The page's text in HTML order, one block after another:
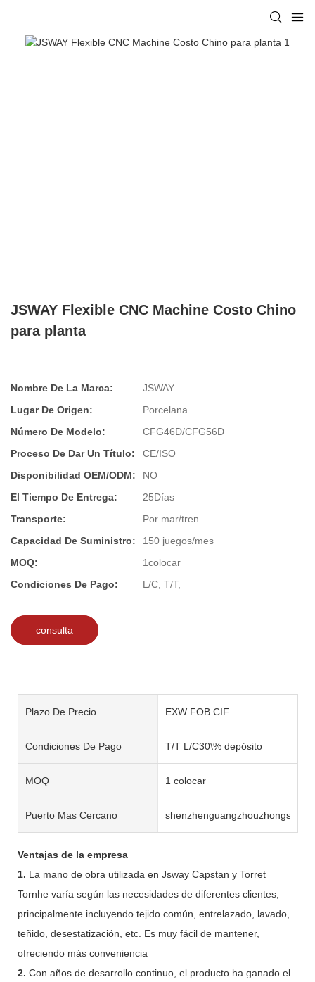
JSWAY Flexible CNC Machine Costo Chino
para planta
Nombre De La Marca:
JSWAY
Lugar De Origen:
Porcelana
Número De Modelo:
CFG46D/CFG56D
Proceso De Dar Un Título:
CE/ISO
Disponibilidad OEM/ODM:
NO
El Tiempo De Entrega:
25Días
Transporte:
Por mar/tren
Capacidad De Suministro:
150 juegos/mes
MOQ:
1colocar
Condiciones De Pago:
L/C, T/T,
consulta
Plazo De Precio EXW FOB CIF
Condiciones De Pago T/T L/C30\% depósito
MOQ 1 colocar
Puerto Mas Cercano shenzhenguangzhouzhongshan
Ventajas de la empresa
1. La mano de obra utilizada en Jsway Capstan y Torret
Tornhe varía según las necesidades de diferentes clientes,
principalmente incluyendo tejido común, entrelazado, lavado,
teñido, desestatización, etc. Es muy fácil de mantener,
ofreciendo más conveniencia
2. Con años de desarrollo continuo, el producto ha ganado el